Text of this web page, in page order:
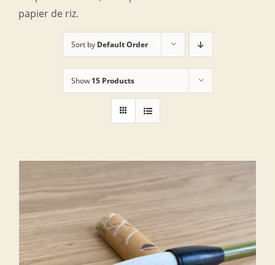
papier de riz.
Sort by Default Order
Show 15 Products